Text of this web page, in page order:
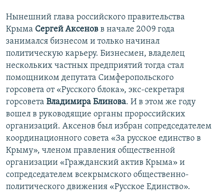
​Нынешний глава российского правительства
Крыма Сергей Аксенов в начале 2009 года
занимался бизнесом и только начинал
политическую карьеру. Бизнесмен, владелец
нескольких частных предприятий тогда стал
помощником депутата Симферопольского
горсовета от «Русского блока», экс-секретаря
горсовета Владимира Блинова. И в этом же году
вошел в руководящие органы пророссийских
организаций. Аксенов был избран сопредседателем
координационного совета «За русское единство в
Крыму», членом правления общественной
организации «Гражданский актив Крыма» и
сопредседателем всекрымского общественно-
политического движения «Русское Единство».